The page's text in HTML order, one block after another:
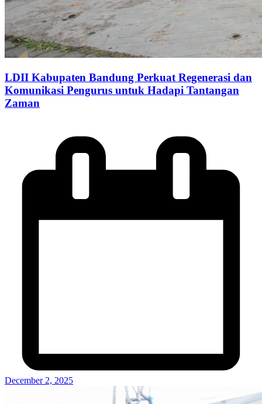
LDII Kabupaten Bandung Perkuat Regenerasi dan
Komunikasi Pengurus untuk Hadapi Tantangan
Zaman
December 2, 2025